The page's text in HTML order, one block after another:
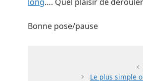
Bonne pose/pause
Le plus simple